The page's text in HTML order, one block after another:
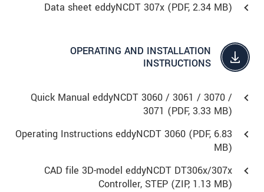
Data sheet eddyNCDT 307x (PDF, 2.34 MB)
OPERATING AND INSTALLATION
INSTRUCTIONS
Quick Manual eddyNCDT 3060 / 3061 / 3070 /
3071 (PDF, 3.33 MB)
Operating Instructions eddyNCDT 3060 (PDF, 6.83
MB)
CAD file 3D-model eddyNCDT DT306x/307x
Controller, STEP (ZIP, 1.13 MB)